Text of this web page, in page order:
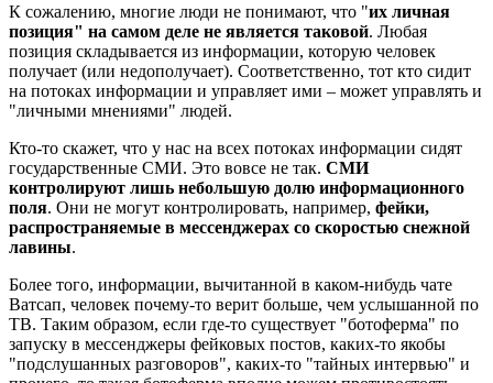
К сожалению, многие люди не понимают, что "их личная
позиция" на самом деле не является таковой. Любая
позиция складывается из информации, которую человек
получает (или недополучает). Соответственно, тот кто сидит
на потоках информации и управляет ими – может управлять и
"личными мнениями" людей.
Кто-то скажет, что у нас на всех потоках информации сидят
государственные СМИ. Это вовсе не так. СМИ
контролируют лишь небольшую долю информационного
поля. Они не могут контролировать, например, фейки,
распространяемые в мессенджерах со скоростью снежной
лавины.
Более того, информации, вычитанной в каком-нибудь чате
Ватсап, человек почему-то верит больше, чем услышанной по
ТВ. Таким образом, если где-то существует "ботоферма" по
запуску в мессенджеры фейковых постов, каких-то якобы
"подслушанных разговоров", каких-то "тайных интервью" и